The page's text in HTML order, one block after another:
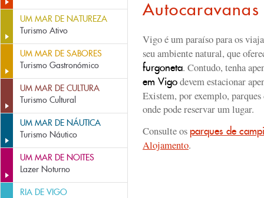
UM MAR DE NATUREZA
Turismo Ativo
UM MAR DE SABORES
Turismo Gastronómico
UM MAR DE CULTURA
Turismo Cultural
UM MAR DE NÁUTICA
Turismo Náutico
UM MAR DE NOITES
Lazer Noturno
RIA DE VIGO
Autocaravanas
Vigo é um paraíso para os
seu ambiente natural, que
furgoneta. Contudo, tenha
em Vigodevem estacionar
Existem, por exemplo,
onde pode reservar um lugar.
Consulte os parques de
Alojamento.